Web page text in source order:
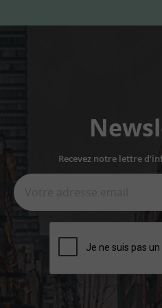
Recevez notre lettre